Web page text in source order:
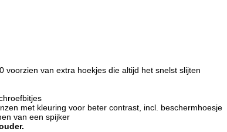
van extra hoekjes die altijd het snelst slijten
met kleuring voor beter contrast, incl. beschermhoesje
van een spijker